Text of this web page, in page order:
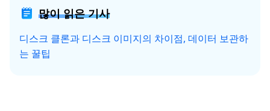
많이 읽은 기사
디스크 클론과 디스크 이미지의 차이점, 데이터 보관하
는 꿀팁